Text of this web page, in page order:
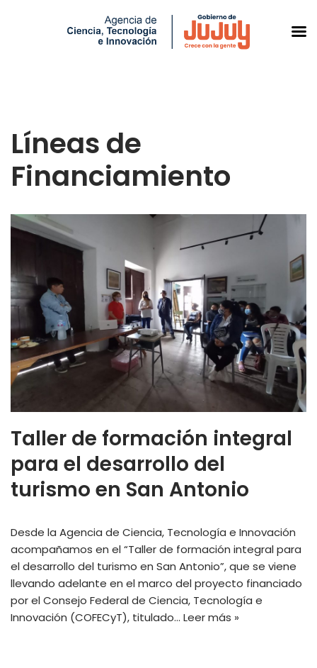
contenido
Líneas de
Financiamiento
Taller de formación integral
para el desarrollo del
turismo en San Antonio
Desde la Agencia de Ciencia, Tecnología e Innovación
acompañamos en el “Taller de formación integral para
el desarrollo del turismo en San Antonio”, que se viene
llevando adelante en el marco del proyecto financiado
por el Consejo Federal de Ciencia, Tecnología e
Innovación (COFECyT), titulado… Leer más »